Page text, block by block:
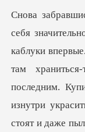
там
последним.
изнутр